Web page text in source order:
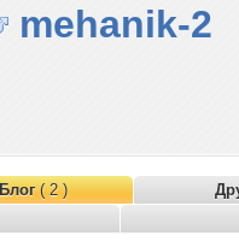
mehanik-2
Блог( 2 )